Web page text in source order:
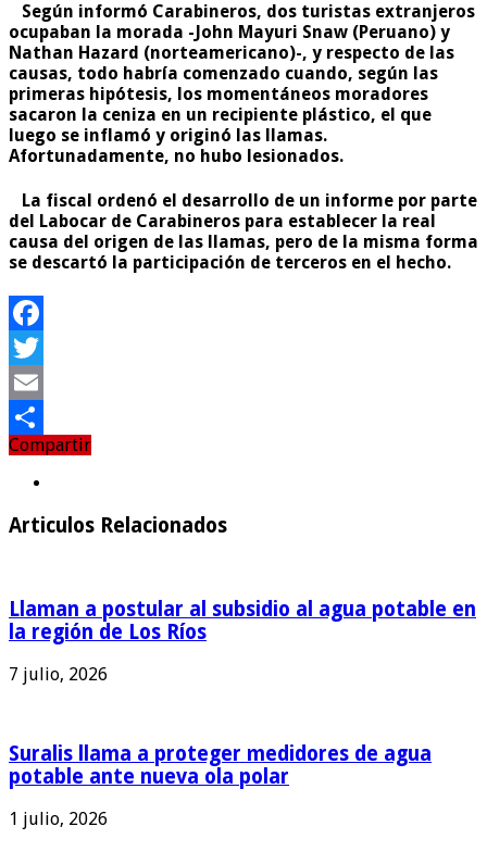
Según informó Carabineros, dos turistas extranjeros
ocupaban la morada -John Mayuri Snaw (Peruano) y
Nathan Hazard (norteamericano)-, y respecto de las
causas, todo habría comenzado cuando, según las
primeras hipótesis, los momentáneos moradores
sacaron la ceniza en un recipiente plástico, el que
luego se inflamó y originó las llamas.
Afortunadamente, no hubo lesionados.
La fiscal ordenó el desarrollo de un informe por parte
del Labocar de Carabineros para establecer la real
causa del origen de las llamas, pero de la misma forma
se descartó la participación de terceros en el hecho.
Facebook
Twitter
Email
Compartir
Compartir
Articulos Relacionados
Llaman a postular al subsidio al agua potable en
la región de Los Ríos
7 julio, 2026
Suralis llama a proteger medidores de agua
potable ante nueva ola polar
1 julio, 2026